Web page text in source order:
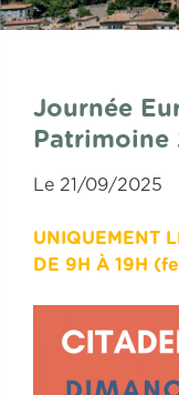
Journée
Patrimoine
Le 21/09/2025
UNIQUEMENT
DE 9H À 19H